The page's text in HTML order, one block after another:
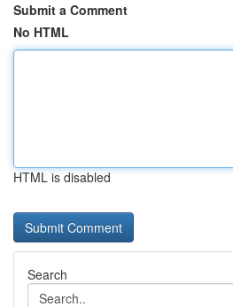
Submit a Comment
No HTML
HTML is disabled
Search